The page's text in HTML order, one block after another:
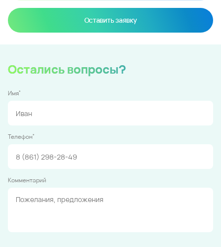
Оставить заявку
Остались вопросы?
Имя*
Телефон*
Комментарий